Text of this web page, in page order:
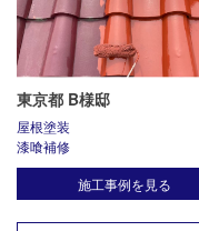
東京都 B様邸
屋根塗装
漆喰補修
施工事例を見る